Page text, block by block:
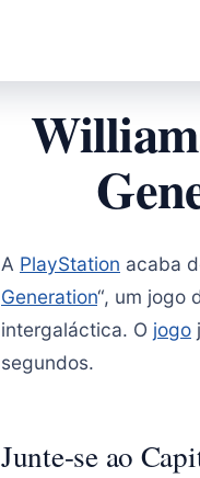
A PlayStation acaba
Generation“, um jogo
intergaláctica. O jogo
segundos.
Junte-se ao